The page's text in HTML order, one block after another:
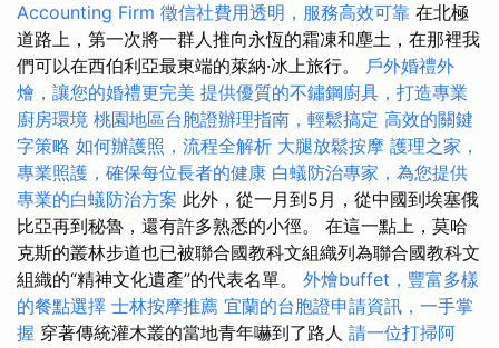
Accounting Firm 徵信社費用透明，服務高效可靠 在北極
道路上，第一次將一群人推向永恆的霜凍和塵土，在那裡我
們可以在西伯利亞最東端的萊納·冰上旅行。 戶外婚禮外
燴，讓您的婚禮更完美 提供優質的不鏽鋼廚具，打造專業
廚房環境 桃園地區台胞證辦理指南，輕鬆搞定 高效的關鍵
字策略 如何辦護照，流程全解析 大腿放鬆按摩 護理之家，
專業照護，確保每位長者的健康 白蟻防治專家，為您提供
專業的白蟻防治方案 此外，從一月到5月，從中國到埃塞俄
比亞再到秘魯，還有許多熟悉的小徑。 在這一點上，莫哈
克斯的叢林步道也已被聯合國教科文組織列為聯合國教科文
組織的“精神文化遺產”的代表名單。 外燴buffet，豐富多樣
的餐點選擇 士林按摩推薦 宜蘭的台胞證申請資訊，一手掌
握 穿著傳統灌木叢的當地青年嚇到了路人 請一位打掃阿